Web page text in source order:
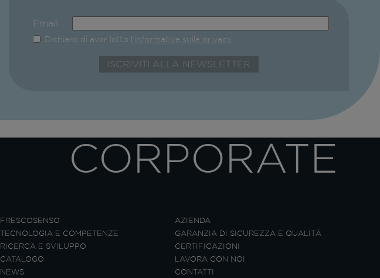
Email:
Dichiaro di aver letto l'informativa sulla privacy
CORPORATE
FRESCOSENSO
AZIENDA
TECNOLOGIA E COMPETENZE
GARANZIA DI SICUREZZA E QUALITÀ
RICERCA E SVILUPPO
CERTIFICAZIONI
CATALOGO
LAVORA CON NOI
NEWS
CONTATTI